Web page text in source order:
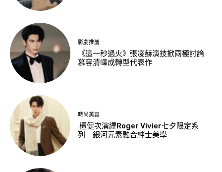
影劇推薦
《這一秒過火》張凌赫演技掀兩極討論
慕容清嶧成轉型代表作
時尚美容
檀健次演繹Roger Vivier七夕限定系
列 銀河元素融合紳士美學